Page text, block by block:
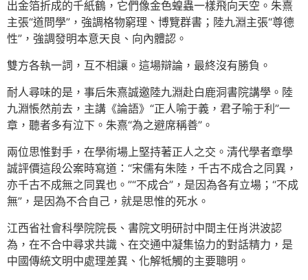
出金箔折成的千紙鶴，它們像金色蝗蟲一樣飛向天空。朱熹
主張“道問學”，強調格物窮理、博覽群書；陸九淵主張“尊德
性”，強調發明本意天良、向內體認。
雙方各執一詞，互不相讓。這場辯論，最終沒有勝負。
耐人尋味的是，事后朱熹誠邀陸九淵赴白鹿洞書院講學。陸
九淵悵然前去，主講《論語》“正人喻于義，君子喻于利”一
章，聽者多有泣下。朱熹“為之避席稱善”。
兩位思惟對手，在學術場上堅持著正人之交。清代學者章學
誠評價這段公案時寫道：“宋儒有朱陸，千古不成合之同異，
亦千古不成無之同異也。”“不成合”，是因為各有立場；“不成
無”，是因為不合自己，就是思惟的死水。
江西省社會科學院院長、書院文明研討中間主任肖洪波認
為，在不合中尋求共識、在交通中凝集協力的對話精力，是
中國傳統文明中處理差異、化解牴觸的主要聰明。